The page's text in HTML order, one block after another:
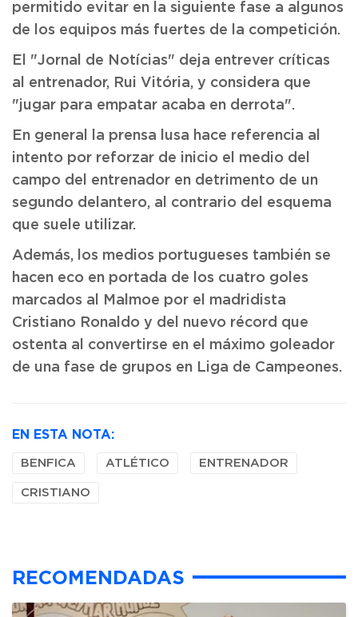
permitido evitar en la siguiente fase a algunos
de los equipos más fuertes de la competición.
El "Jornal de Notícias" deja entrever críticas
al entrenador, Rui Vitória, y considera que
"jugar para empatar acaba en derrota".
En general la prensa lusa hace referencia al
intento por reforzar de inicio el medio del
campo del entrenador en detrimento de un
segundo delantero, al contrario del esquema
que suele utilizar.
Además, los medios portugueses también se
hacen eco en portada de los cuatro goles
marcados al Malmoe por el madridista
Cristiano Ronaldo y del nuevo récord que
ostenta al convertirse en el máximo goleador
de una fase de grupos en Liga de Campeones.
EN ESTA NOTA:
BENFICA ATLÉTICO ENTRENADOR
CRISTIANO
RECOMENDADAS